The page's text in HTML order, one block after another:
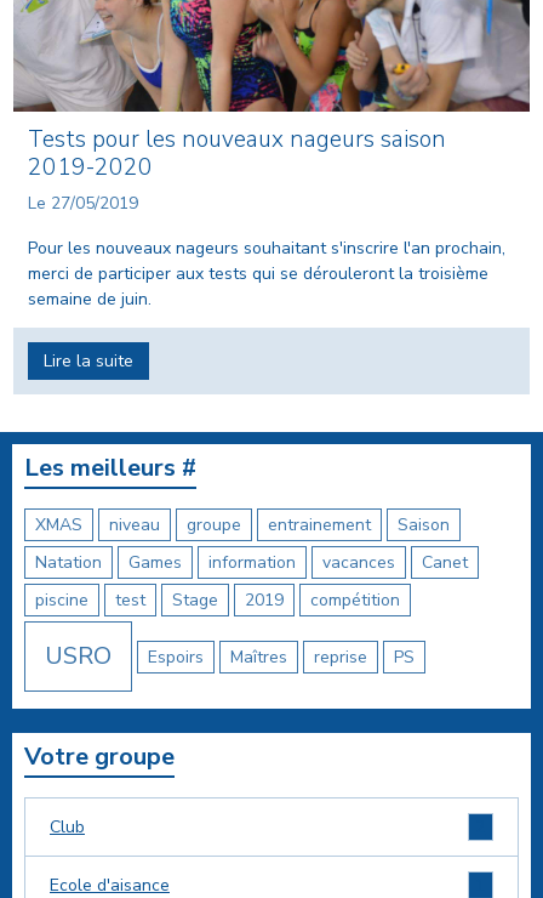
Tests pour les nouveaux nageurs saison
2019-2020
Le 27/05/2019
Pour les nouveaux nageurs souhaitant s'inscrire l'an prochain,
merci de participer aux tests qui se dérouleront la troisième
semaine de juin.
Lire la suite
Les meilleurs #
XMAS niveau groupe entrainement
Saison
Natation
Games information vacances
Canet
piscine
test Stage 2019 compétition
USRO Espoirs Maîtres reprise PS
Votre groupe
Club
Ecole d'aisance